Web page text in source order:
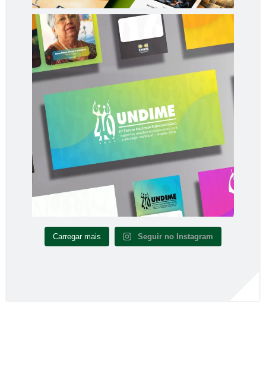
Carregar mais Seguir no Instagram